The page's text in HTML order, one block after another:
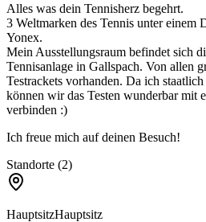
Alles was dein Tennisherz begehrt.
3 Weltmarken des Tennis unter einem
Yonex.
Mein Ausstellungsraum befindet sich
Tennisanlage in Gallspach. Von allen
Testrackets vorhanden. Da ich
können wir das Testen wunderbar mit
verbinden :)
Ich freue mich auf deinen Besuch!
Standorte (2)
HauptsitzHauptsitz